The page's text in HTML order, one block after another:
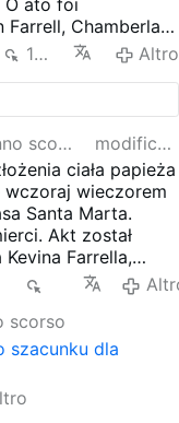
O ato foi
Chamberlain
no apartamento
andar do Palácio
de Francisco, na
Francisco será
Pedro na quarta-
128 Altro
anno scorso
modificato
ciała papieża
wczoraj wieczorem
Santa Marta.
Akt został
Farrella,
zostały
piętrze Pałacu
rezydencji
Ciało papieża
do Bazyliki
9 rano.
scorso
szacunku dla